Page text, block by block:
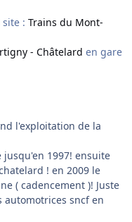
: Trains du Mont-
- Châtelard en gare
l'exploitation de la
1997! ensuite
! en 2009 le
( cadencement )! Juste
automotrices sncf en